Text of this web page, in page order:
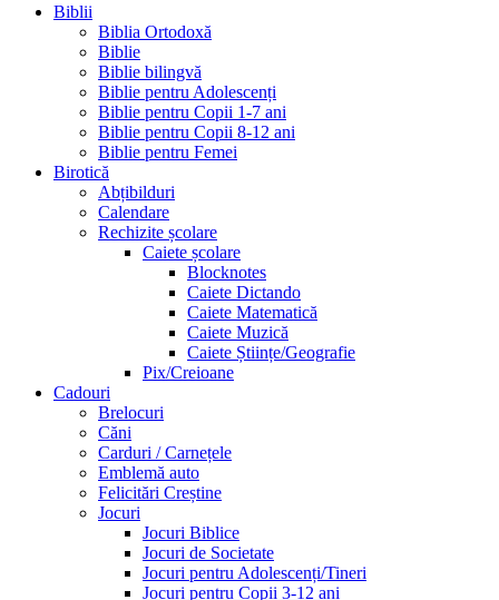
Biblii
Biblia Ortodoxă
Biblie
Biblie bilingvă
Biblie pentru Adolescenți
Biblie pentru Copii 1-7 ani
Biblie pentru Copii 8-12 ani
Biblie pentru Femei
Birotică
Abțibilduri
Calendare
Rechizite școlare
Caiete școlare
Blocknotes
Caiete Dictando
Caiete Matematică
Caiete Muzică
Caiete Științe/Geografie
Pix/Creioane
Cadouri
Brelocuri
Căni
Carduri / Carnețele
Emblemă auto
Felicitări Creștine
Jocuri
Jocuri Biblice
Jocuri de Societate
Jocuri pentru Adolescenți/Tineri
Jocuri pentru Copii 3-12 ani